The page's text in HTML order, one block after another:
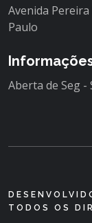
Avenida Pereira
Paulo
Aberta de Seg -
TODOS OS